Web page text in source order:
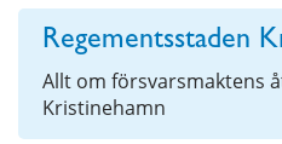
Regementsstaden
Allt om försvarsmaktens
Kristinehamn